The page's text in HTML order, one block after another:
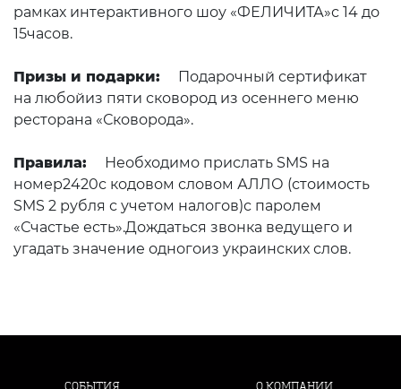
рамках интерактивного шоу «ФЕЛИЧИТА»с 14 до
15часов.
Призы и подарки:
Подарочный сертификат
на любойиз пяти сковород из осеннего меню
ресторана «Сковорода».
Правила:
Необходимо прислать SMS на
номер2420с кодовом словом АЛЛО (стоимость
SMS 2 рубля с учетом налогов)с паролем
«Счастье есть».Дождаться звонка ведущего и
угадать значение одногоиз украинских слов.